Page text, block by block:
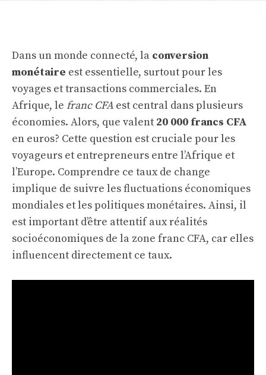
Dans un monde connecté, la conversion
monétaire est essentielle, surtout pour les
voyages et transactions commerciales. En
Afrique, le franc CFA est central dans plusieurs
économies. Alors, que valent 20 000 francs CFA
en euros? Cette question est cruciale pour les
voyageurs et entrepreneurs entre l’Afrique et
l’Europe. Comprendre ce taux de change
implique de suivre les fluctuations économiques
mondiales et les politiques monétaires. Ainsi, il
est important d’être attentif aux réalités
socioéconomiques de la zone franc CFA, car elles
influencent directement ce taux.